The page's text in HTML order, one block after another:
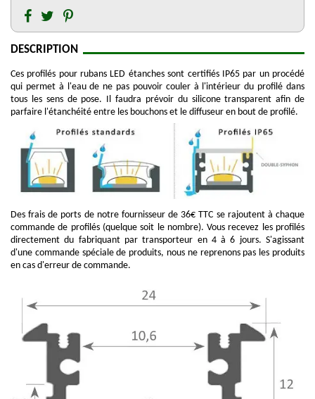
DESCRIPTION
Ces profilés pour rubans LED étanches sont certifiés IP65 par un procédé
qui permet à l'eau de ne pas pouvoir couler à l'intérieur du profilé dans
tous les sens de pose. Il faudra prévoir du silicone transparent afin de
parfaire l'étanchéité entre les bouchons et le diffuseur en bout de profilé.
Des frais de ports de notre fournisseur de 36€ TTC se rajoutent à chaque
commande de profilés (quelque soit le nombre). Vous recevez les profilés
directement du fabriquant par transporteur en 4 à 6 jours. S'agissant
d'une commande spéciale de produits, nous ne reprenons pas les produits
en cas d'erreur de commande.